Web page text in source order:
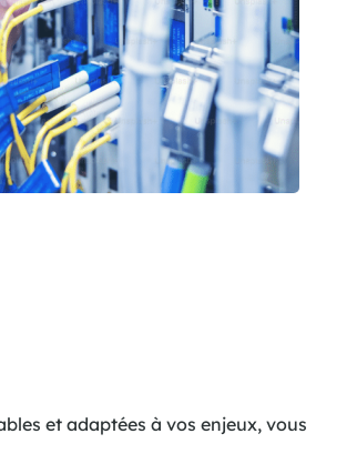
et adaptées à vos enjeux, vous